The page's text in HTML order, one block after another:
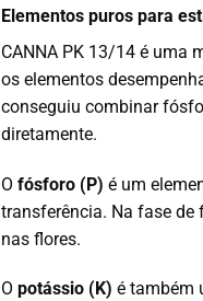
Elementos puros para
CANNA PK 13/14 é uma
os elementos
conseguiu combinar
diretamente.
O fósforo (P) é um
transferência. Na fase de
nas flores.
O potássio (K) é também